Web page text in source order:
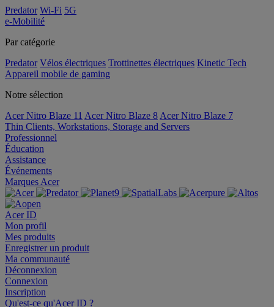
Predator Wi-Fi 5G
e-Mobilité
Par catégorie
Predator Vélos électriques Trottinettes électriques Kinetic Tech
Appareil mobile de gaming
Notre sélection
Acer Nitro Blaze 11 Acer Nitro Blaze 8 Acer Nitro Blaze 7
Thin Clients, Workstations, Storage and Servers
Professionnel
Éducation
Assistance
Événements
Marques Acer
Acer ID
Mon profil
Mes produits
Enregistrer un produit
Ma communauté
Déconnexion
Connexion
Inscription
Qu'est-ce qu'Acer ID ?